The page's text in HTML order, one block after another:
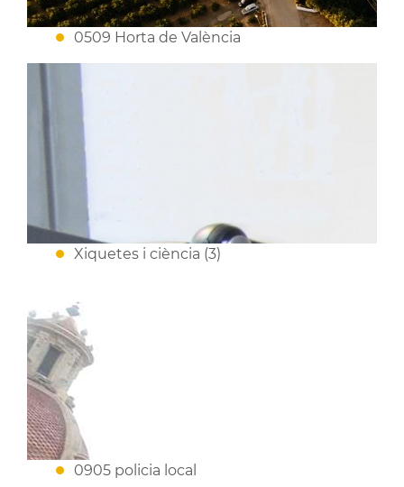
0509 Horta de València
Xiquetes i ciència (3)
0905 policia local